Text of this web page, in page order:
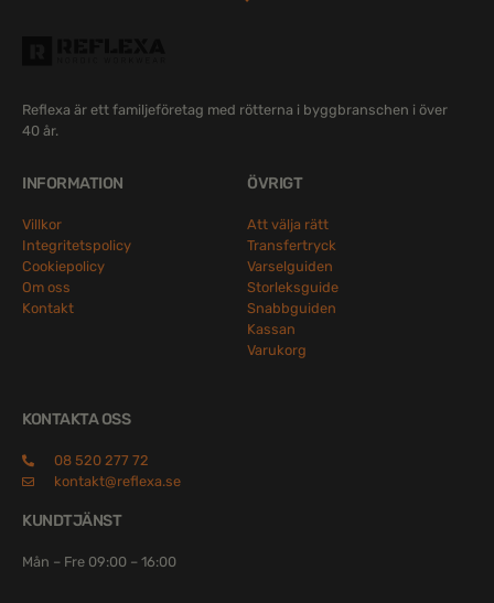
Reflexa är ett familjeföretag med rötterna i byggbranschen i över
40 år.
INFORMATION
Villkor
Integritetspolicy
Cookiepolicy
Om oss
Kontakt
ÖVRIGT
Att välja rätt
Transfertryck
Varselguiden
Storleksguide
Snabbguiden
Kassan
Varukorg
KONTAKTA OSS
08 520 277 72
kontakt@reflexa.se
KUNDTJÄNST
Mån – Fre 09:00 – 16:00